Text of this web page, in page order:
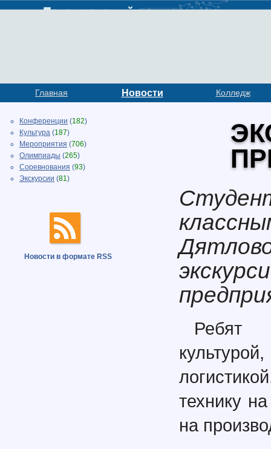
Главная Новости Колледж
Конференции (182)
Культура (187)
Мероприятия (706)
Олимпиады (265)
Соревнования (93)
Экскурсии (81)
Новости в формате RSS
Ребят
технику
на